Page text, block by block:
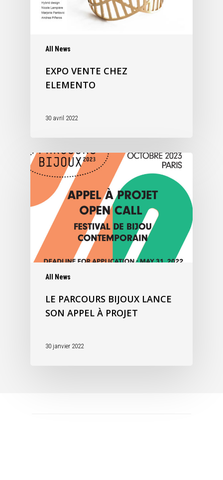
All News
EXPO VENTE CHEZ
ELEMENTO
30 avril 2022
All News
LE PARCOURS BIJOUX LANCE
SON APPEL À PROJET
30 janvier 2022